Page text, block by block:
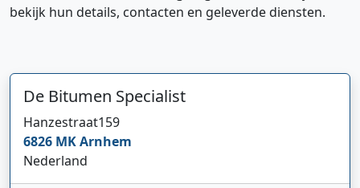
bekijk hun details, contacten en geleverde diensten.
De Bitumen Specialist
Hanzestraat159
6826 MKArnhem
Nederland